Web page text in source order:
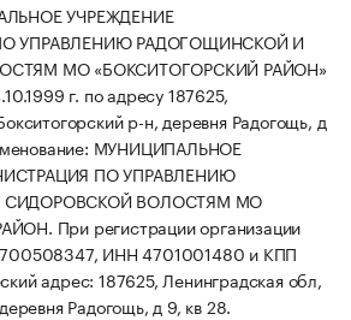
УЧРЕЖДЕНИЕ
УПРАВЛЕНИЮ РАДОГОЩИНСКОЙ И
МО «БОКСИТОГОРСКИЙ РАЙОН»
г. по адресу 187625,
р-н, деревня Радогощь, д
МУНИЦИПАЛЬНОЕ
ПО УПРАВЛЕНИЮ
ВОЛОСТЯМ МО
При регистрации организации
ИНН 4701001480 и КПП
адрес: 187625, Ленинградская обл,
Радогощь, д 9, кв 28.